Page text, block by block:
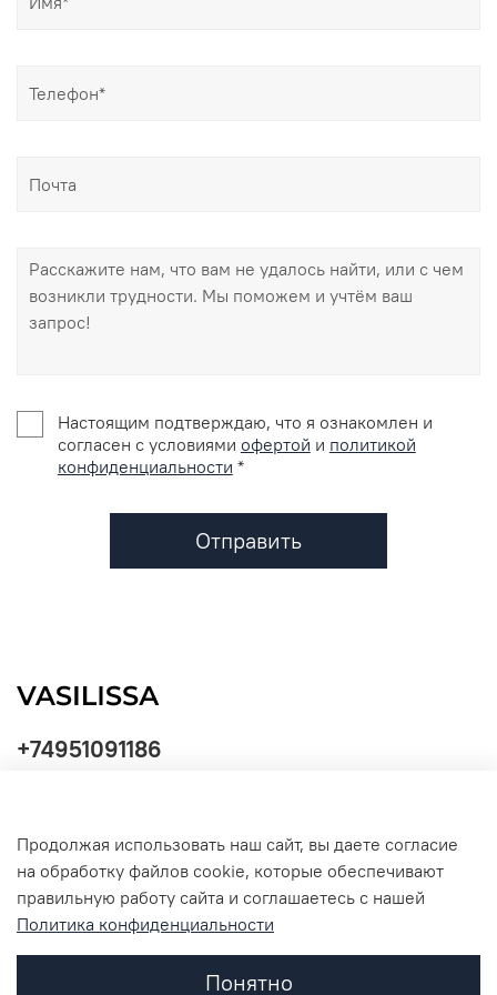
Настоящим подтверждаю, что я ознакомлен и
согласен с условиями офертой и политикой
конфиденциальности *
Отправить
+74951091186
Продолжая использовать наш сайт, вы даете согласие
на обработку файлов cookie, которые обеспечивают
правильную работу сайта и соглашаетесь с нашей
Политика конфиденциальности
Понятно
обработки